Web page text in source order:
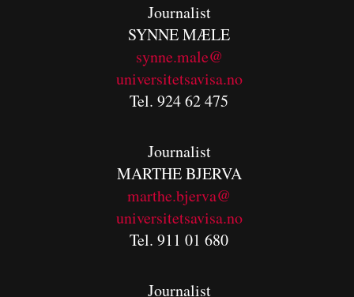
Journalist
SYNNE MÆLE
synne.male@
universitetsavisa.no
Tel. 924 62 475
Journalist
MARTHE BJERVA
marthe.bjerva@
universitetsavisa.no
Tel. 911 01 680
Journalist